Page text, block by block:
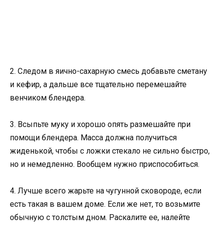
2. Следом в яично-сахарную смесь добавьте сметану
и кефир, а дальше все тщательно перемешайте
венчиком блендера.
3. Всыпьте муку и хорошо опять размешайте при
помощи блендера. Масса должна получиться
жиденькой, чтобы с ложки стекало не сильно быстро,
но и немедленно. Вообщем нужно приспособиться.
4. Лучше всего жарьте на чугунной сковороде, если
есть такая в вашем доме. Если же нет, то возьмите
обычную с толстым дном. Раскалите ее, налейте